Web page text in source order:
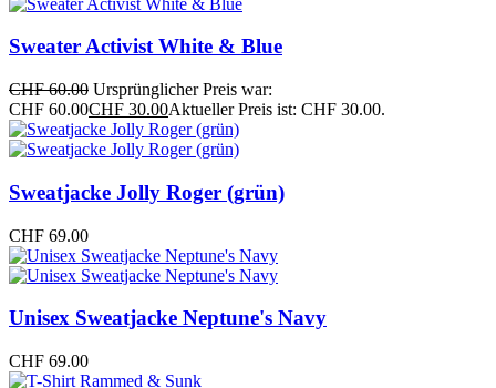
Sweater Activist White & Blue
CHF60.00 Ursprünglicher Preis war:
CHF 60.00CHF 30.00Aktueller Preis ist: CHF 30.00.
Sweatjacke Jolly Roger (grün)
CHF 69.00
Unisex Sweatjacke Neptune's Navy
CHF 69.00